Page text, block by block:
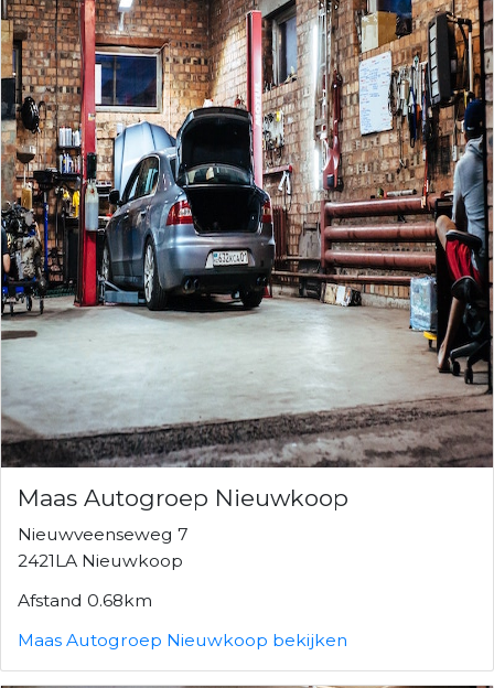
Maas Autogroep Nieuwkoop
Nieuwveenseweg 7
2421LA Nieuwkoop
Afstand 0.68km
Maas Autogroep Nieuwkoop bekijken